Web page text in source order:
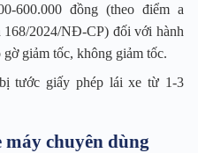
600.000 đồng (theo điểm a
2024/NĐ-CP) đối với hành
giảm tốc, không giảm tốc.
tước giấy phép lái xe từ 1-3
chuyên dùng